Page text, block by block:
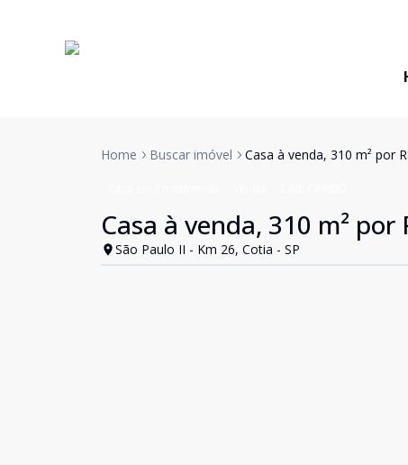
Home Buscar imóvel Casa à venda, 310 m² por
Casa à venda, 310 m²
São Paulo II - Km 26, Cotia - SP